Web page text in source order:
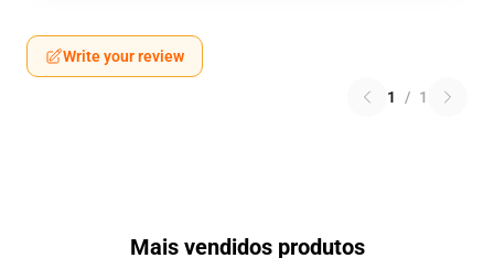
Write your review
1 / 1
Mais vendidos produtos